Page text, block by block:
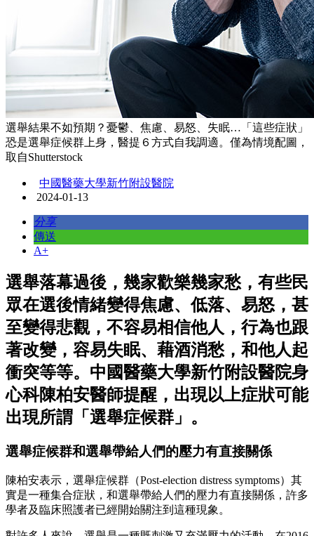
選舉結果不如預期？憂鬱、焦慮、易怒、失眠…「這些症狀」
恐是選舉症候群上身，醫提６方式自我調適。僅為情境配圖，
取自Shutterstock
中國醫藥大學新竹附設醫院
2024-01-13
分享
傳送
A+
選舉落幕過後，幾家歡樂幾家愁，有些民
眾在選後情緒變得焦慮、低落、易怒，甚
至變得悲觀，不容易相信他人，行為也跟
著改變，容易失眠、藉酒消愁，和他人起
衝突等等。中國醫藥大學新竹附設醫院身
心科陳柏安醫師提醒，出現以上症狀可能
出現所謂「選舉症候群」。
選舉症候群和選舉帶給人們的壓力有直接關係
陳柏安表示，選舉症候群（Post-election distress symptoms）其
實是一種集合症狀，和選舉帶給人們的壓力有直接關係，許多
學者及臨床照護者已經開始關注到這種現象。